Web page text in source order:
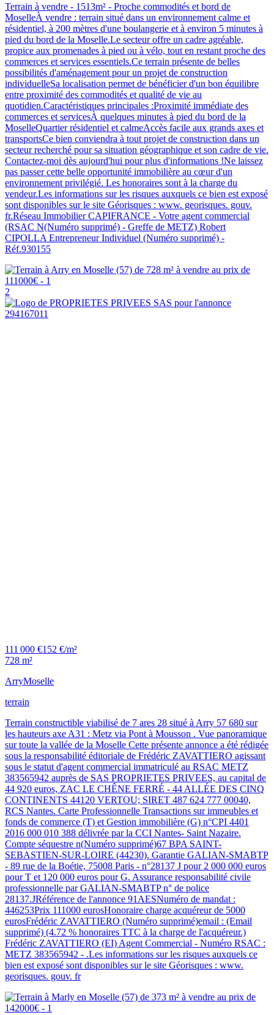
Terrain à vendre - 1513m² - Proche commodités et bord de
MoselleÀ vendre : terrain situé dans un environnement calme et
résidentiel, à 200 mètres d'une boulangerie et à environ 5 minutes à
pied du bord de la Moselle.Le secteur offre un cadre agréable,
propice aux promenades à pied ou à vélo, tout en restant proche des
commerces et services essentiels.Ce terrain présente de belles
possibilités d'aménagement pour un projet de construction
individuelleSa localisation permet de bénéficier d'un bon équilibre
entre proximité des commodités et qualité de vie au
quotidien.Caractéristiques principales :Proximité immédiate des
commerces et servicesÀ quelques minutes à pied du bord de la
MoselleQuartier résidentiel et calmeAccès facile aux grands axes et
transportsCe bien conviendra à tout projet de construction dans un
secteur recherché pour sa situation géographique et son cadre de vie.
Contactez-moi dès aujourd'hui pour plus d'informations !Ne laissez
pas passer cette belle opportunité immobilière au cœur d'un
environnement privilégié. Les honoraires sont à la charge du
vendeur.Les informations sur les risques auxquels ce bien est exposé
sont disponibles sur le site Géorisques : www. georisques. gouv.
fr.Réseau Immobilier CAPIFRANCE - Votre agent commercial
(RSAC N(Numéro supprimé) - Greffe de METZ) Robert
CIPOLLA Entrepreneur Individuel (Numéro supprimé) -
Réf.930155
2
111 000 €152 €/m²
728 m²
ArryMoselle
terrain
Terrain constructible viabilisé de 7 ares 28 situé à Arry 57 680 sur
les hauteurs axe A31 : Metz via Pont à Mousson . Vue panoramique
sur toute la vallée de la Moselle Cette présente annonce a été rédigée
sous la responsabilité éditoriale de Frédéric ZAVATTIERO agissant
sous le statut d'agent commercial immatriculé au RSAC METZ
383565942 auprès de SAS PROPRIETES PRIVEES, au capital de
44 920 euros, ZAC LE CHÊNE FERRÉ - 44 ALLÉE DES CINQ
CONTINENTS 44120 VERTOU; SIRET 487 624 777 00040,
RCS Nantes. Carte Professionnelle Transactions sur immeubles et
fonds de commerce (T) et Gestion immobilière (G) n°CPI 4401
2016 000 010 388 délivrée par la CCI Nantes- Saint Nazaire.
Compte séquestre n(Numéro supprimé)67 BPA SAINT-
SEBASTIEN-SUR-LOIRE (44230). Garantie GALIAN-SMABTP
- 89 rue de la Boétie, 75008 Paris - n°28137 J pour 2 000 000 euros
pour T et 120 000 euros pour G. Assurance responsabilité civile
professionnelle par GALIAN-SMABTP n° de police
28137.JRéférence de l'annonce 91AESNuméro de mandat :
446253Prix 111000 eurosHonoraire charge acquéreur de 5000
eurosFrédéric ZAVATTIERO (Numéro supprimé)email : (Email
supprimé) (4.72 % honoraires TTC à la charge de l'acquéreur.)
Frédéric ZAVATTIERO (EI) Agent Commercial - Numéro RSAC :
METZ 383565942 - .Les informations sur les risques auxquels ce
bien est exposé sont disponibles sur le site Géorisques : www.
georisques. gouv. fr